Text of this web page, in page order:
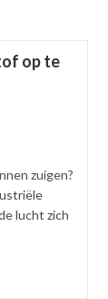
op te
zuigen?
lucht zich